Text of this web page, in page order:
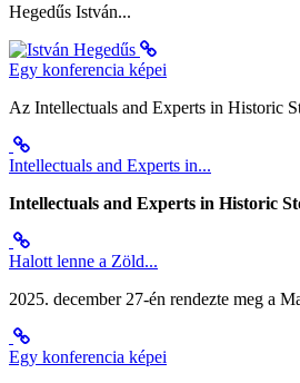
Hegedűs István...
Egy konferencia képei
Az Intellectuals and Experts in Historic
Intellectuals and Experts in...
Intellectuals and Experts in Historic
Halott lenne a Zöld...
2025. december 27-én rendezte meg a
Egy konferencia képei